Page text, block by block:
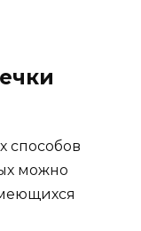
способов
можно